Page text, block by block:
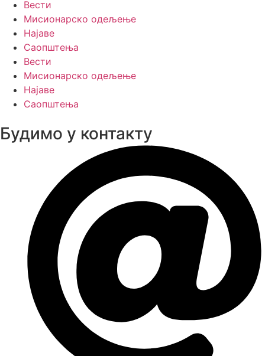
Вести
Мисионарско одељење
Најаве
Саопштења
Вести
Мисионарско одељење
Најаве
Саопштења
Будимо у контакту